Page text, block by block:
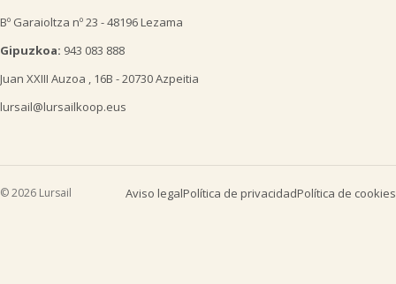
Bº Garaioltza nº 23 - 48196 Lezama
Gipuzkoa: 943 083 888
Juan XXIII Auzoa , 16B - 20730 Azpeitia
lursail@lursailkoop.eus
© 2026 Lursail Aviso legalPolítica de privacidadPolítica de cookies